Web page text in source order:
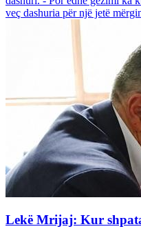
veç dashuria për një jetë
Lekë Mrijaj: Kur